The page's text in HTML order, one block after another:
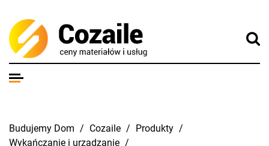
Budujemy Dom / Cozaile / Produkty /
Wykańczanie i urządzanie /